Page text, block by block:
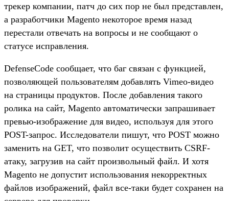
трекер компании, патч до сих пор не был представлен,
а разработчики Magento некоторое время назад
перестали отвечать на вопросы и не сообщают о
статусе исправления.
DefenseCode сообщает, что баг связан с функцией,
позволяющей пользователям добавлять Vimeo-видео
на страницы продуктов. После добавления такого
ролика на сайт, Magento автоматически запрашивает
превью-изображение для видео, используя для этого
POST-запрос. Исследователи пишут, что POST можно
заменить на GET, что позволит осуществить CSRF-
атаку, загрузив на сайт произвольный файл. И хотя
Magento не допустит использования некорректных
файлов изображений, файл все-таки будет сохранен на